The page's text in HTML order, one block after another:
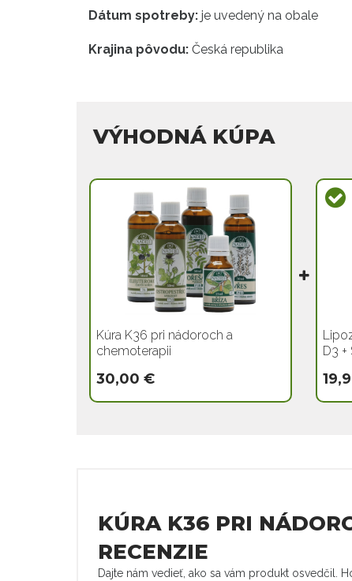
Dátum spotreby: je uvedený na obale
Krajina pôvodu: Česká republika
VÝHODNÁ KÚPA
Kúra K36 pri nádoroch a
chemoterapii
30,00 €
D3 +
KÚRA K36 PRI
RECENZIE
Dajte nám vedieť, ako sa vám produkt osvedčil.